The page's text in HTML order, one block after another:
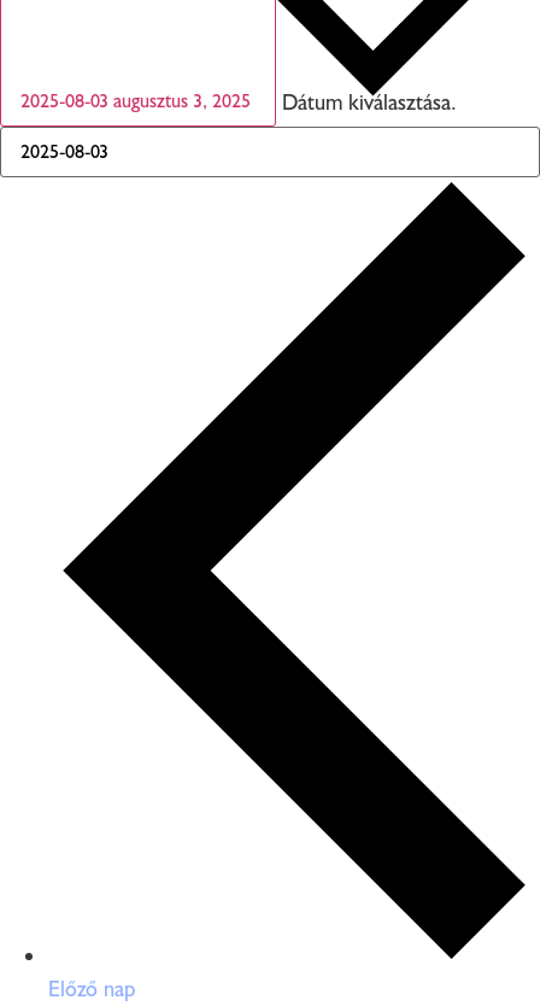
2025-08-03 augusztus 3, 2025 Dátum kiválasztása.
Előző nap